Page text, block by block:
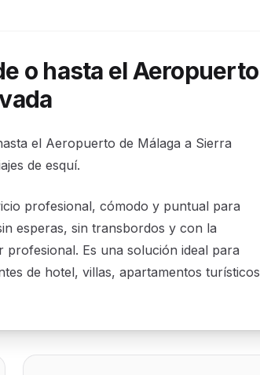
o hasta el Aeropuerto
el Aeropuerto de Málaga a Sierra
de esquí.
profesional, cómodo y puntual para
esperas, sin transbordos y con la
Es una solución ideal para
de hotel, villas, apartamentos turísticos